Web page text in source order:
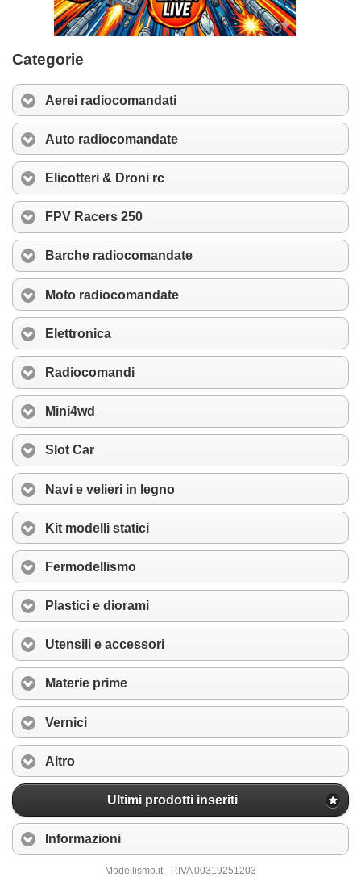
Categorie
Aerei radiocomandati
Auto radiocomandate
Elicotteri & Droni rc
FPV Racers 250
Barche radiocomandate
Moto radiocomandate
Elettronica
Radiocomandi
Mini4wd
Slot Car
Navi e velieri in legno
Kit modelli statici
Fermodellismo
Plastici e diorami
Utensili e accessori
Materie prime
Vernici
Altro
Ultimi prodotti inseriti
Informazioni
Modellismo.it - P.IVA 00319251203